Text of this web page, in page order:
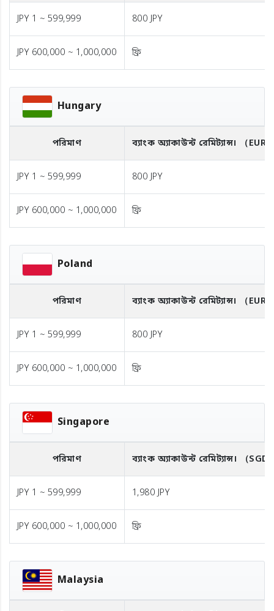
JPY 1 ~ 599,999 800 JPY
JPY 600,000 ~ 1,000,000 ফ্রি
Hungary
পরিমাণ ব্যাংক অ্যাকাউন্ট রেমিট্যান্স। （EUR
JPY 1 ~ 599,999 800 JPY
JPY 600,000 ~ 1,000,000 ফ্রি
Poland
পরিমাণ ব্যাংক অ্যাকাউন্ট রেমিট্যান্স। （EUR
JPY 1 ~ 599,999 800 JPY
JPY 600,000 ~ 1,000,000 ফ্রি
Singapore
পরিমাণ ব্যাংক অ্যাকাউন্ট রেমিট্যান্স। （
JPY 1 ~ 599,999 1,980 JPY
JPY 600,000 ~ 1,000,000 ফ্রি
Malaysia